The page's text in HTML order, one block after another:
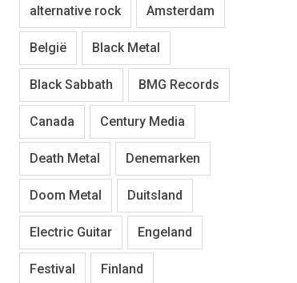
alternative rock Amsterdam
België Black Metal
Black Sabbath BMG Records
Canada Century Media
Death Metal Denemarken
Doom Metal Duitsland
Electric Guitar Engeland
Festival Finland